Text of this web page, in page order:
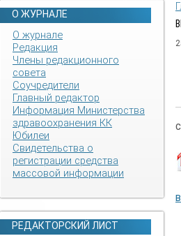
О ЖУРНАЛЕ
О журнале
Редакция
Члены редакционного
совета
Соучредители
Главный редактор
Информация Министерства
здравоохранения КК
Юбилеи
Свидетельства о
регистрации средства
массовой информации
РЕДАКТОРСКИЙ ЛИСТ